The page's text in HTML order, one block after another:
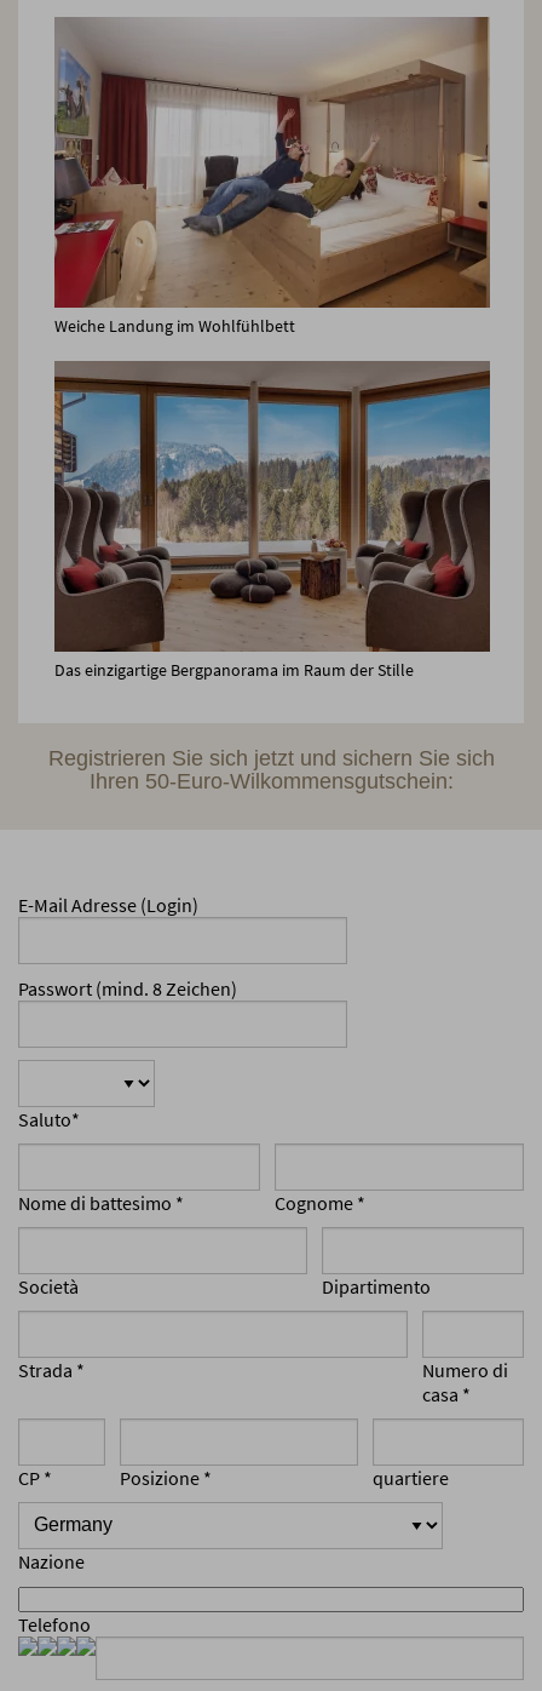
Weiche Landung im Wohlfühlbett
Das einzigartige Bergpanorama im Raum der Stille
Registrieren Sie sich jetzt und sichern Sie sich
Ihren 50-Euro-Wilkommensgutschein:
E-Mail Adresse (Login)
Passwort (mind. 8 Zeichen)
Saluto*
Nome di battesimo * Cognome *
Società Dipartimento
Strada *
Numero di
casa *
CP * Posizione * quartiere
Nazione
Telefono